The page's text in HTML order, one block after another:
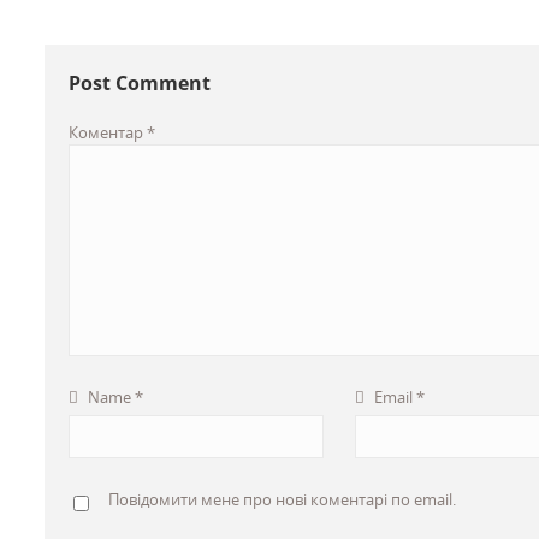
Post Comment
Коментар*
Name* Email *
Повідомити мене про нові коментарі по email.